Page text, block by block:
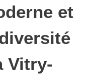
et
Vitry-